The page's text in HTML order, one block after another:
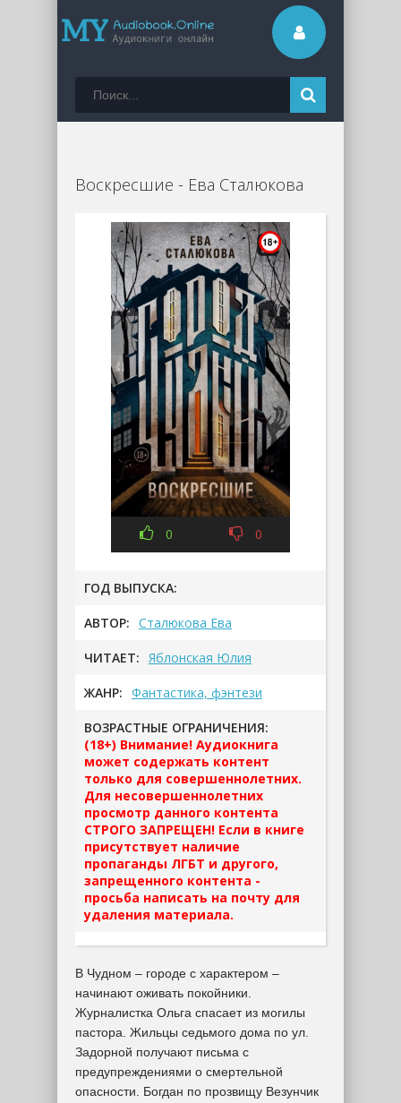
Воскресшие - Ева Сталюкова
0 0
ГОД ВЫПУСКА:
АВТОР: Сталюкова Ева
ЧИТАЕТ: Яблонская Юлия
ЖАНР: Фантастика, фэнтези
ВОЗРАСТНЫЕ ОГРАНИЧЕНИЯ:
(18+) Внимание! Аудиокнига
может содержать контент
только для совершеннолетних.
Для несовершеннолетних
просмотр данного контента
СТРОГО ЗАПРЕЩЕН! Если в книге
присутствует наличие
пропаганды ЛГБТ и другого,
запрещенного контента -
просьба написать на почту для
удаления материала.
В Чудном – городе с характером –
начинают оживать покойники.
Журналистка Ольга спасает из могилы
пастора. Жильцы седьмого дома по ул.
Задорной получают письма с
предупреждениями о смертельной
опасности. Богдан по прозвищу Везунчик